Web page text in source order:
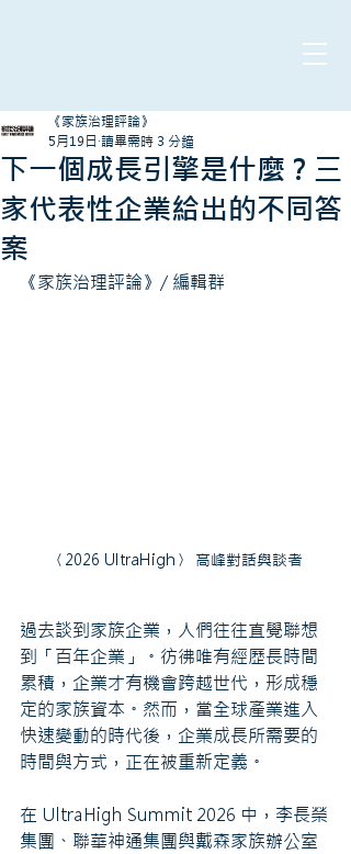
下一個成長引擎是什麼？三
家代表性企業給出的不同答
案
《家族治理評論》
5月19日 讀畢需時 3 分鐘
《家族治理評論》/ 編輯群
〈2026 UltraHigh〉 高峰對話與談者
過去談到家族企業，人們往往直覺聯想
到「百年企業」。彷彿唯有經歷長時間
累積，企業才有機會跨越世代，形成穩
定的家族資本。然而，當全球產業進入
快速變動的時代後，企業成長所需要的
時間與方式，正在被重新定義。
在 UltraHigh Summit 2026 中，李長榮
集團、聯華神通集團與戴森家族辦公室